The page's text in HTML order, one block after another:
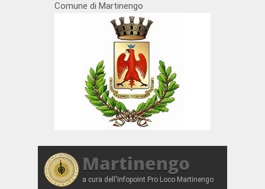
Comune di Martinengo
Martinengo
a cura dell'Infopoint Pro Loco Martinengo